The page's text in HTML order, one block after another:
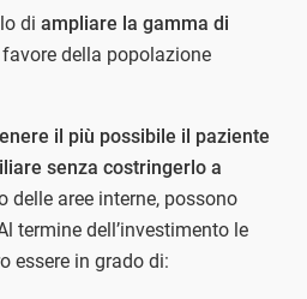
di ampliare la gamma di
della popolazione
il più possibile il paziente
senza costringerlo a
delle aree interne, possono
termine dell’investimento le
essere in grado di: